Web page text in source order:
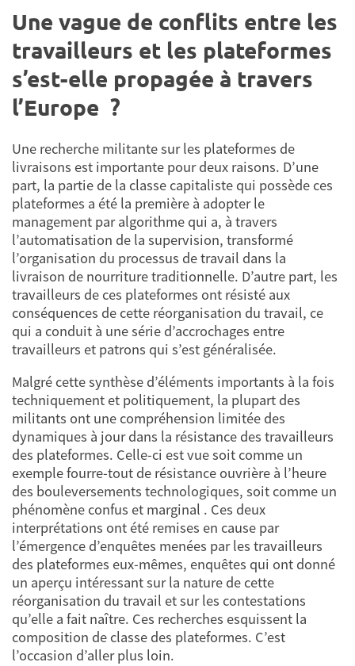
Une vague de conflits entre les
travailleurs et les plateformes
s’est-elle propagée à travers
l’Europe ?
Une recherche militante sur les plateformes de
livraisons est importante pour deux raisons. D’une
part, la partie de la classe capitaliste qui possède ces
plateformes a été la première à adopter le
management par algorithme qui a, à travers
l’automatisation de la supervision, transformé
l’organisation du processus de travail dans la
livraison de nourriture traditionnelle. D’autre part, les
travailleurs de ces plateformes ont résisté aux
conséquences de cette réorganisation du travail, ce
qui a conduit à une série d’accrochages entre
travailleurs et patrons qui s’est généralisée.
Malgré cette synthèse d’éléments importants à la fois
techniquement et politiquement, la plupart des
militants ont une compréhension limitée des
dynamiques à jour dans la résistance des travailleurs
des plateformes. Celle-ci est vue soit comme un
exemple fourre-tout de résistance ouvrière à l’heure
des bouleversements technologiques, soit comme un
phénomène confus et marginal . Ces deux
interprétations ont été remises en cause par
l’émergence d’enquêtes menées par les travailleurs
des plateformes eux-mêmes, enquêtes qui ont donné
un aperçu intéressant sur la nature de cette
réorganisation du travail et sur les contestations
qu’elle a fait naître. Ces recherches esquissent la
composition de classe des plateformes. C’est
l’occasion d’aller plus loin.